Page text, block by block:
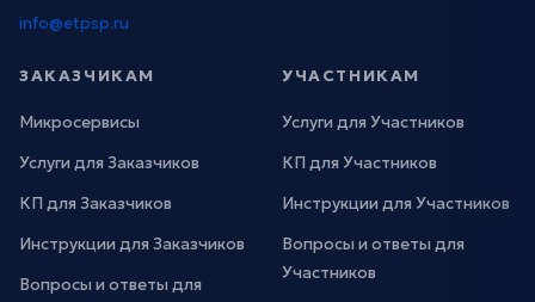
info@etpsp.ru
ЗАКАЗЧИКАМ
Микросервисы
Услуги для Заказчиков
КП для Заказчиков
Инструкции для Заказчиков
Вопросы и ответы для
УЧАСТНИКАМ
Услуги для Участников
КП для Участников
Инструкции для Участников
Вопросы и ответы для
Участников